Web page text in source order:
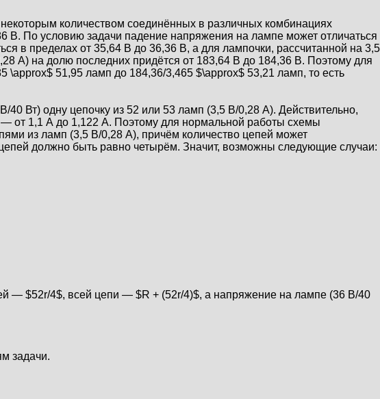
количеством соединённых в различных комбинациях
В. По условию задачи падение напряжения на лампе может отличаться
в пределах от 35,64 В до 36,36 В, а для лампочки, рассчитанной на 3,5
А) на долю последних придётся от 183,64 В до 184,36 В. Поэтому для
\approx$ 51,95 ламп до 184,36/3,465 $\approx$ 53,21 ламп, то есть
Вт) одну цепочку из 52 или 53 ламп (3,5 В/0,28 А). Действительно,
— от 1,1 А до 1,122 А. Поэтому для нормальной работы схемы
из ламп (3,5 В/0,28 А), причём количество цепей может
должно быть равно четырём. Значит, возможны следующие случаи:
— $52r/4$, всей цепи — $R + (52r/4)$, а напряжение на лампе (36 В/40
задачи.